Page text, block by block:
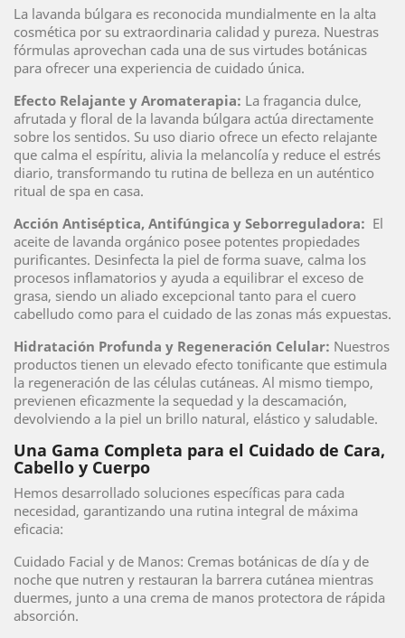
La lavanda búlgara es reconocida mundialmente en la alta
cosmética por su extraordinaria calidad y pureza. Nuestras
fórmulas aprovechan cada una de sus virtudes botánicas
para ofrecer una experiencia de cuidado única.
Efecto Relajante y Aromaterapia: La fragancia dulce,
afrutada y floral de la lavanda búlgara actúa directamente
sobre los sentidos. Su uso diario ofrece un efecto relajante
que calma el espíritu, alivia la melancolía y reduce el estrés
diario, transformando tu rutina de belleza en un auténtico
ritual de spa en casa.
Acción Antiséptica, Antifúngica y Seborreguladora: El
aceite de lavanda orgánico posee potentes propiedades
purificantes. Desinfecta la piel de forma suave, calma los
procesos inflamatorios y ayuda a equilibrar el exceso de
grasa, siendo un aliado excepcional tanto para el cuero
cabelludo como para el cuidado de las zonas más expuestas.
Hidratación Profunda y Regeneración Celular: Nuestros
productos tienen un elevado efecto tonificante que estimula
la regeneración de las células cutáneas. Al mismo tiempo,
previenen eficazmente la sequedad y la descamación,
devolviendo a la piel un brillo natural, elástico y saludable.
Una Gama Completa para el Cuidado de Cara,
Cabello y Cuerpo
Hemos desarrollado soluciones específicas para cada
necesidad, garantizando una rutina integral de máxima
eficacia:
Cuidado Facial y de Manos: Cremas botánicas de día y de
noche que nutren y restauran la barrera cutánea mientras
duermes, junto a una crema de manos protectora de rápida
absorción.